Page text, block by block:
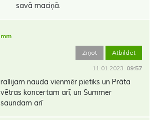
savā maciņā.
mm
Ziņot Atbildēt
11.01.2023. 09:57
rallijam nauda vienmēr pietiks un Prāta
vētras koncertam arī, un Summer
saundam arī